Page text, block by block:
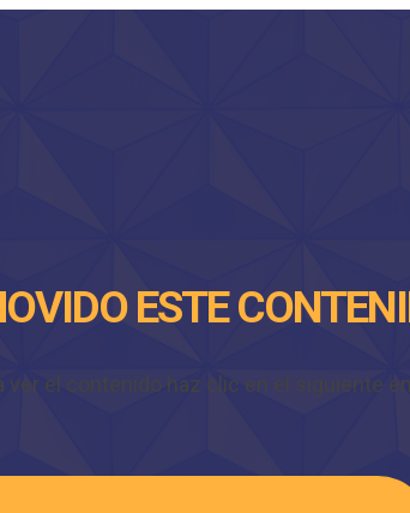
ESTE
el contenido haz clic en el siguiente